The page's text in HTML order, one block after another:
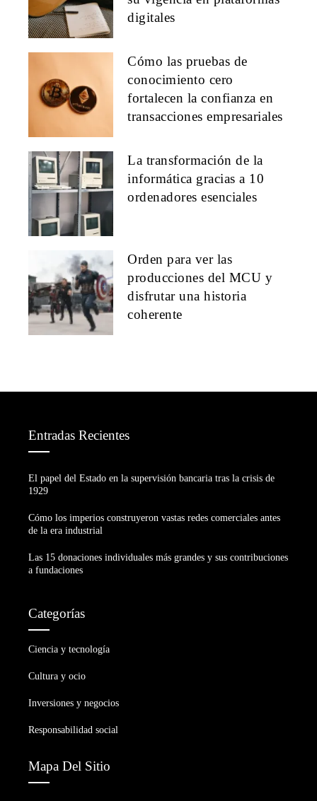
digitales
Cómo las pruebas de
conocimiento cero
fortalecen la confianza en
transacciones empresariales
La transformación de la
informática gracias a 10
ordenadores esenciales
Orden para ver las
producciones del MCU y
disfrutar una historia
coherente
Entradas Recientes
El papel del Estado en la supervisión bancaria tras la crisis de
1929
Cómo los imperios construyeron vastas redes comerciales antes
de la era industrial
Las 15 donaciones individuales más grandes y sus contribuciones
a fundaciones
Categorías
Ciencia y tecnología
Cultura y ocio
Inversiones y negocios
Responsabilidad social
Mapa Del Sitio